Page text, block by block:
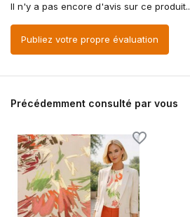
Il n'y a pas encore d'avis sur ce produit..
Publiez votre propre évaluation
Précédemment consulté par vous